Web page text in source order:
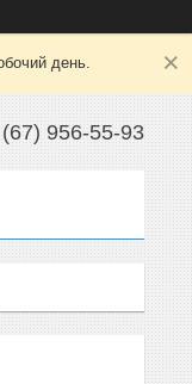
день.
956-55-93